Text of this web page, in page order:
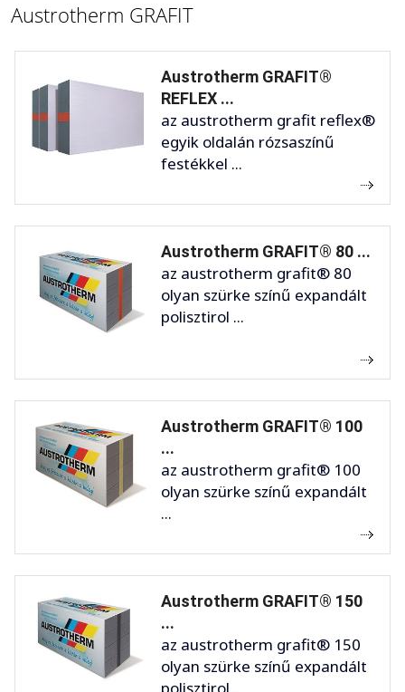
Austrotherm GRAFIT
Austrotherm GRAFIT®
REFLEX ...
az austrotherm grafit reflex®
egyik oldalán rózsaszínű
festékkel ...
Austrotherm GRAFIT® 80 ...
az austrotherm grafit® 80
olyan szürke színű expandált
polisztirol ...
Austrotherm GRAFIT® 100
...
az austrotherm grafit® 100
olyan szürke színű expandált
...
Austrotherm GRAFIT® 150
...
az austrotherm grafit® 150
olyan szürke színű expandált